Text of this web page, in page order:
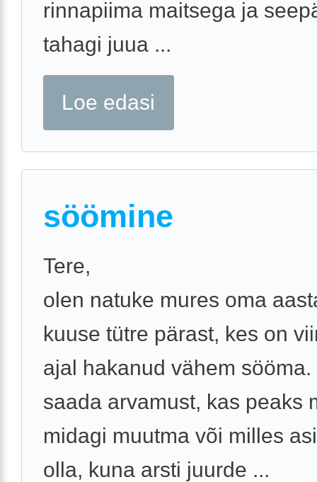
rinnapiima maitsega ja
tahagi juua ...
Loe edasi
söömine
Tere,
olen natuke mures oma
kuuse tütre pärast, kes on
ajal hakanud vähem
saada arvamust, kas peaks
midagi muutma või milles
olla, kuna arsti juurde ...